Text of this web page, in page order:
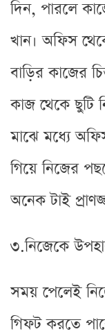
দিন, পারলে
খান। অফিস
বাড়ির কাজের
কাজ থেকে ছুটি
মাঝে মধ্যে
গিয়ে নিজের
অনেক টাই
৩.নিজেকে
সময় পেলেই
গিফট করতে